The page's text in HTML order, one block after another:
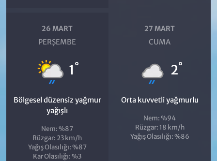
26 MART
PERŞEMBE
1°
Bölgesel düzensiz yağmur
yağışlı
Nem: %87
Rüzgar: 23 km/h
Yağış Olasılığı: %87
Kar Olasılığı: %3
27 MART
CUMA
2°
Orta kuvvetli yağmurlu
Nem: %94
Rüzgar: 18 km/h
Yağış Olasılığı: %86